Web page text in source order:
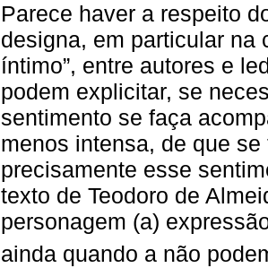
Parece haver a respeito
designa, em particular na
íntimo”, entre autores e
podem explicitar, se
sentimento se faça
menos intensa, de que
precisamente esse
texto de Teodoro de
personagem (a)
ainda quando a não